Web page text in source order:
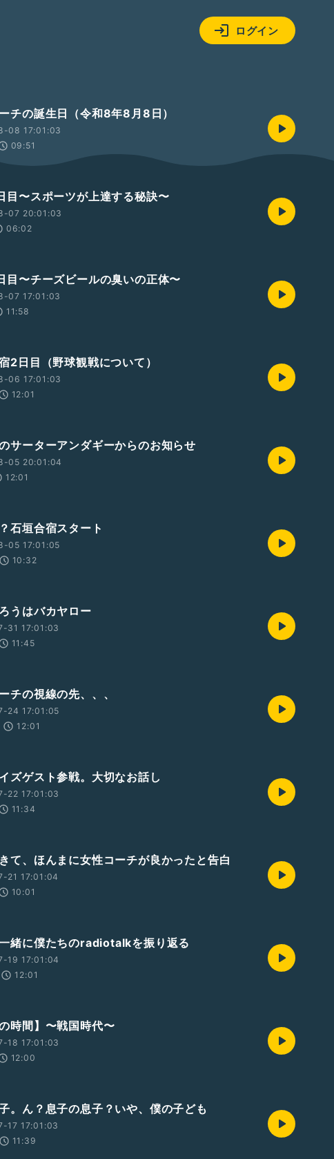
ログイン
チの誕生日（令和8年8月8日）
08 17:01:03
09:51
目〜スポーツが上達する秘訣〜
07 20:01:03
06:02
目〜チーズビールの臭いの正体〜
07 17:01:03
11:58
2日目（野球観戦について）
06 17:01:03
12:01
サーターアンダギーからのお知らせ
05 20:01:04
12:01
石垣合宿スタート
05 17:01:05
10:32
うはバカヤロー
31 17:01:03
11:45
チの視線の先、、、
24 17:01:05
12:01
ズゲスト参戦。大切なお話し
22 17:01:03
11:34
て、ほんまに女性コーチが良かったと告白
21 17:01:04
10:01
緒に僕たちのradiotalkを振り返る
19 17:01:04
12:01
の時間】〜戦国時代〜
18 17:01:03
12:00
。ん？息子の息子？いや、僕の子ども
17 17:01:03
11:39